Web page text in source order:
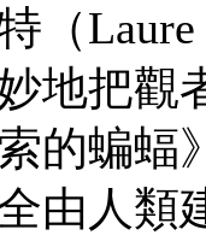
（
地把觀
的蝙蝠
由人類